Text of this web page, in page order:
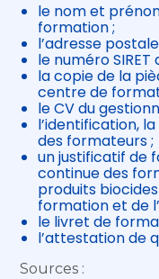
le nom et
formation ;
l’adresse
le numéro
la copie de la
centre de
le CV du
l’identification,
des formateurs ;
un justificatif de
continue des
produits
formation et de
le livret de
l’attestation de
Sources :